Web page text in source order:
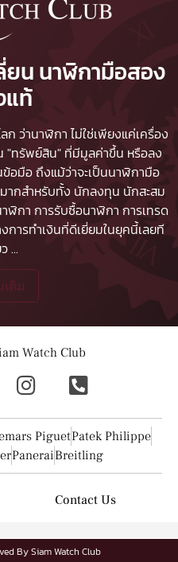
น นาฬิกามือสอง
แท้
ว่านาฬิกา ไม่ใช่เพียงแค่เครื่อง
"ทรัพย์สิน" ที่มีมูลค่าขึ้น หรือลง
อมือ ถึงแม้ว่าจะเป็นนาฬิกามือ
ากสำหรับทั้ง นักลงทุน นักสะสม
ฬิกา การรับซื้อนาฬิกา การเทรด
ารทำเงินที่ดีเยี่ยมในยุคนี้เลยที
...
ติม
Watch Club
PiguetPatek Philippe
PaneraiBreitling
Contact Us
By Siam Watch Club